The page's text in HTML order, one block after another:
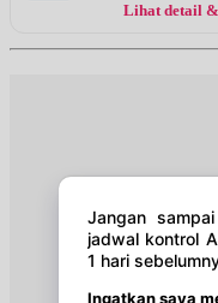
Lihat detail